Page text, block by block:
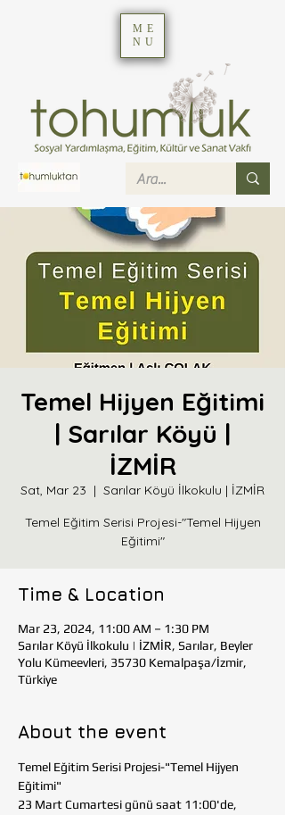
ME
NU
Temel Hijyen Eğitimi
| Sarılar Köyü |
İZMİR
Sat, Mar 23
  |
Sarılar Köyü İlkokulu | İZMİR
Temel Eğitim Serisi Projesi-"Temel Hijyen
Eğitimi"
Time & Location
Mar 23, 2024, 11:00 AM – 1:30 PM
Sarılar Köyü İlkokulu | İZMİR, Sarılar, Beyler
Yolu Kümeevleri, 35730 Kemalpaşa/İzmir,
Türkiye
About the event
Temel Eğitim Serisi Projesi-"Temel Hijyen
Eğitimi"
23 Mart Cumartesi günü saat 11:00'de,